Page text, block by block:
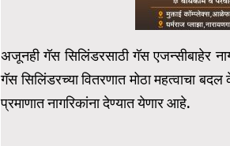
अजूनही गॅस सिलिंडरसाठी गॅस एजन्सीबाहेर
गॅस सिलिंडरच्या वितरणात मोठा महत्वाचा
प्रमाणात नागरिकांना देण्यात येणार आहे.